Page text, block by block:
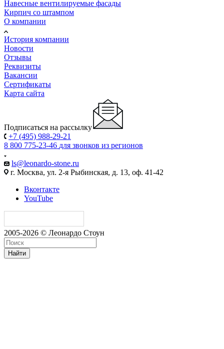
Навесные вентилируемые фасады
Кирпич со штампом
О компании
История компании
Новости
Отзывы
Реквизиты
Вакансии
Сертификаты
Карта сайта
Подписаться на рассылку
+7 (495) 988-29-21
8 800 775-23-46 для звонков из регионов
ls@leonardo-stone.ru
г. Москва, ул. 2-я Рыбинская, д. 13, оф. 41-42
Вконтакте
YouTube
2005-2026 © Леонардо Стоун
Найти